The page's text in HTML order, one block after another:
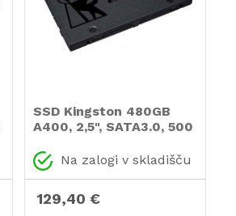
SSD Kingston 480GB
A400, 2,5", SATA3.0, 500
Na zalogi v skladišču
129,40 €